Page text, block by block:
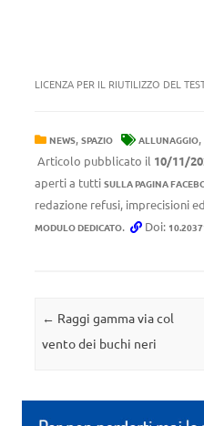
LICENZA PER IL RIUTILIZZO DEL
NEWS, SPAZIO ALLUNAGGIO,
Articolo pubblicato il 10/11/
aperti a tutti SULLA PAGINA
redazione refusi, imprecisioni
MODULO DEDICATO. Doi:
Navigazione articolo
← Raggi gamma via col
vento dei buchi neri